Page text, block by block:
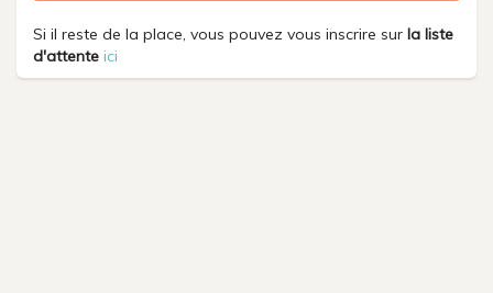
Si il reste de la place, vous pouvez vous inscrire sur la liste
d'attente ici